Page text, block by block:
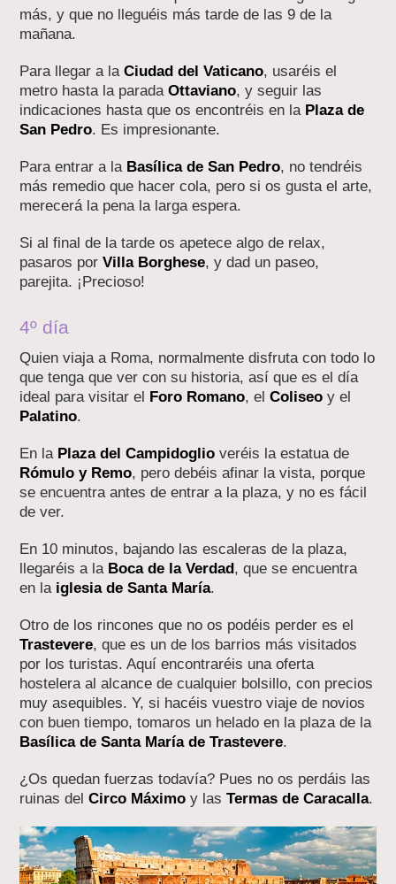
más, y que no lleguéis más tarde de las 9 de la
mañana.
Para llegar a laCiudad del Vaticano, usaréis el
metro hasta la paradaOttaviano, y seguir las
indicaciones hasta que os encontréis en la Plaza de
San Pedro. Es impresionante.
Para entrar a la Basílica de San Pedro, no tendréis
más remedio que hacer cola, pero si os gusta el arte,
merecerá la pena la larga espera.
Si al final de la tarde os apetece algo de relax,
pasaros porVilla Borghese, y dad un paseo,
parejita. ¡Precioso!
4º día
Quien viaja a Roma, normalmente disfruta con todo lo
que tenga que ver con su historia, así que es el día
ideal para visitar el Foro Romano, elColiseo y el
Palatino.
En la Plaza del Campidoglio veréis la estatua de
Rómulo y Remo, pero debéis afinar la vista, porque
se encuentra antes de entrar a la plaza, y no es fácil
de ver.
En 10 minutos, bajando las escaleras de la plaza,
llegaréis a la Boca de la Verdad, que se encuentra
en la iglesia de Santa María.
Otro de los rincones que no os podéis perder es el
Trastevere, que es un de los barrios más visitados
por los turistas. Aquí encontraréis una oferta
hostelera al alcance de cualquier bolsillo, con precios
muy asequibles. Y, si hacéis vuestro viaje de novios
con buen tiempo, tomaros un helado en la plaza de la
Basílica de Santa María de Trastevere.
¿Os quedan fuerzas todavía? Pues no os perdáis las
ruinas delCirco Máximo y lasTermas de Caracalla.